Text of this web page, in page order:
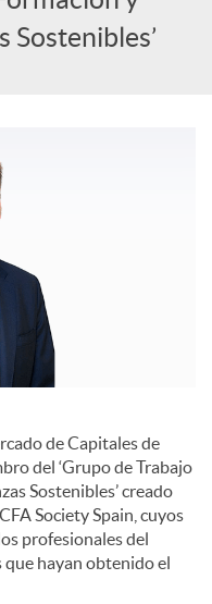
Sostenibles’
de Capitales de
del ‘Grupo de Trabajo
Sostenibles’ creado
Society Spain, cuyos
profesionales del
que hayan obtenido el